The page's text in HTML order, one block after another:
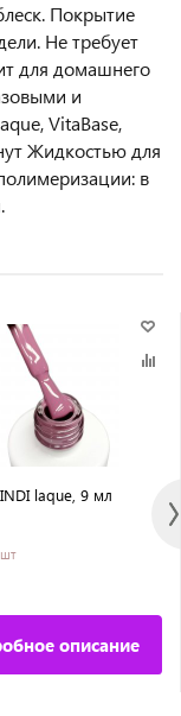
Покрытие
Не требует
для домашнего
и
VitaBase,
Жидкостью для
в
laque, 9 мл
описание